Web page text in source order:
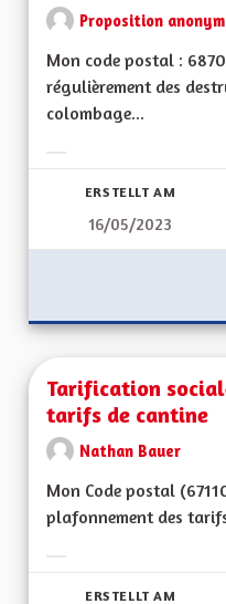
Proposition
Mon code postal :
régulièrement des
colombage...
ERSTELLT AM
16/05/2023
Tarification
tarifs de cantine
Nathan Bauer
Mon Code postal
plafonnement des
ERSTELLT AM